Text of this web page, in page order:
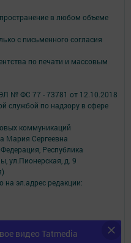
видео Tatmedia
в любом объеме
с письменного согласия
по печати и массовым
№ ФС 77 - 73781 от 12.10.2018
службой по надзору в сфере
коммуникаций
Мария Сергеевна
Республика
ул.Пионерская, д. 9
эл.адрес редакции:
для персонализации сервисов и